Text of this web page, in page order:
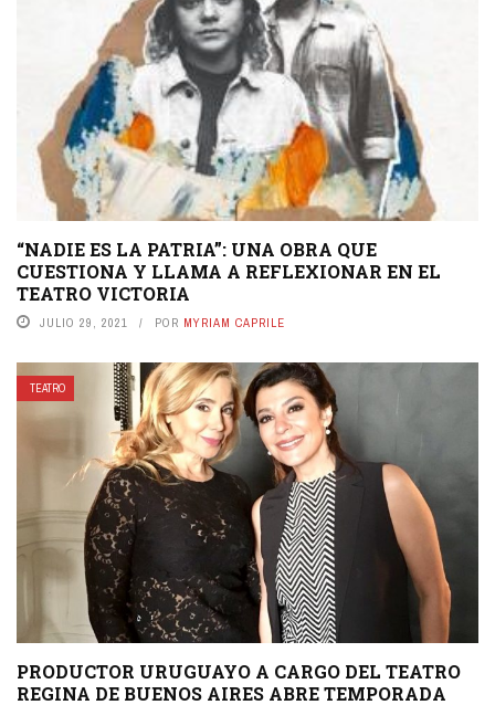
“NADIE ES LA PATRIA”: UNA OBRA QUE
CUESTIONA Y LLAMA A REFLEXIONAR EN EL
TEATRO VICTORIA
JULIO 29, 2021 POR MYRIAM CAPRILE
TEATRO
PRODUCTOR URUGUAYO A CARGO DEL TEATRO
REGINA DE BUENOS AIRES ABRE TEMPORADA